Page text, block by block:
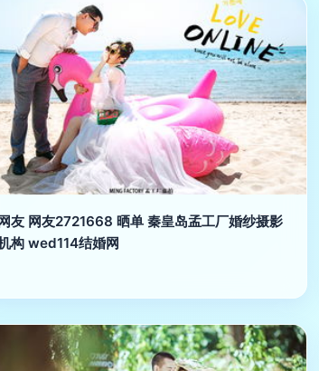
友 网友2721668 晒单 秦皇岛孟工厂婚纱摄影
构 wed114结婚网